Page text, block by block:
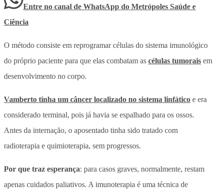
Entre no canal de WhatsApp do Metrópoles Saúde e
Ciência
O método consiste em reprogramar células do sistema imunológico
do próprio paciente para que elas combatam as células tumorais em
desenvolvimento no corpo.
Vamberto tinha um câncer localizado no sistema linfático e era
considerado terminal, pois já havia se espalhado para os ossos.
Antes da internação, o aposentado tinha sido tratado com
radioterapia e quimioterapia, sem progressos.
Por que traz esperança: para casos graves, normalmente, restam
apenas cuidados paliativos. A imunoterapia é uma técnica de